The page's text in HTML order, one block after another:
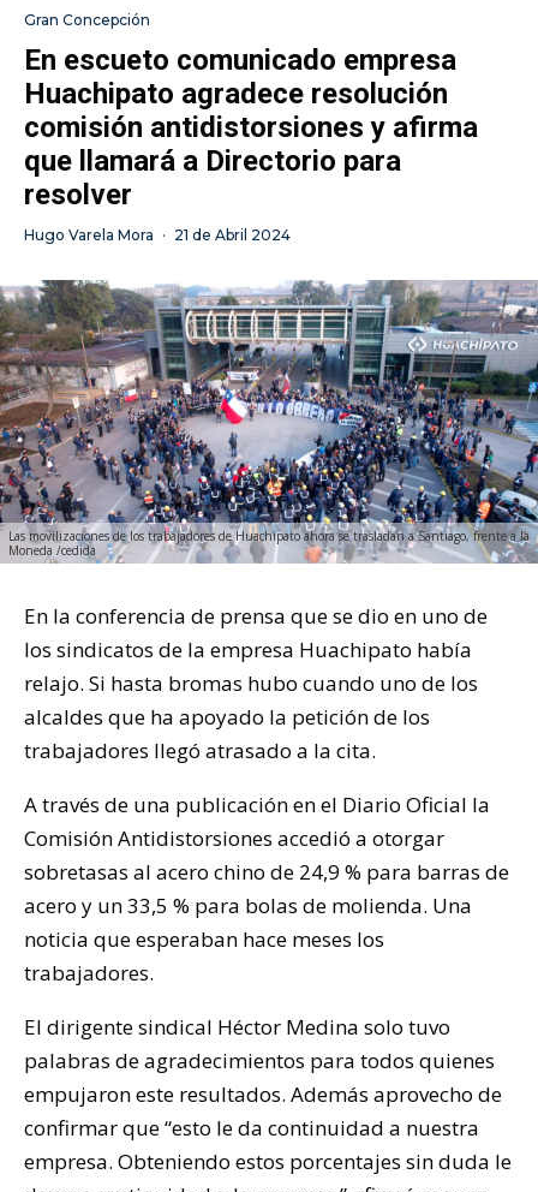
Gran Concepción
En escueto comunicado empresa
Huachipato agradece resolución
comisión antidistorsiones y afirma
que llamará a Directorio para
resolver
Hugo Varela Mora · 21 de Abril 2024
Las movilizaciones de los trabajadores de Huachipato ahora se trasladan a Santiago, frente a la
Moneda /cedida
En la conferencia de prensa que se dio en uno de
los sindicatos de la empresa Huachipato había
relajo. Si hasta bromas hubo cuando uno de los
alcaldes que ha apoyado la petición de los
trabajadores llegó atrasado a la cita.
A través de una publicación en el Diario Oficial la
Comisión Antidistorsiones accedió a otorgar
sobretasas al acero chino de 24,9 % para barras de
acero y un 33,5 % para bolas de molienda. Una
noticia que esperaban hace meses los
trabajadores.
El dirigente sindical Héctor Medina solo tuvo
palabras de agradecimientos para todos quienes
empujaron este resultados. Además aprovecho de
confirmar que “esto le da continuidad a nuestra
empresa. Obteniendo estos porcentajes sin duda le